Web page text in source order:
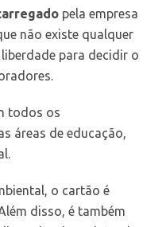
pela empresa
não existe qualquer
para decidir o
todos os
áreas de educação,
o cartão é
Além disso, é também